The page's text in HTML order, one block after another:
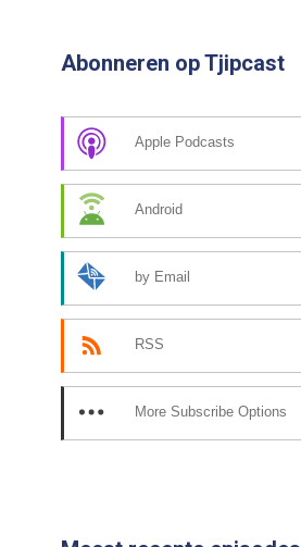
Abonneren op Tjipcast
Apple Podcasts
Android
by Email
RSS
More Subscribe Options